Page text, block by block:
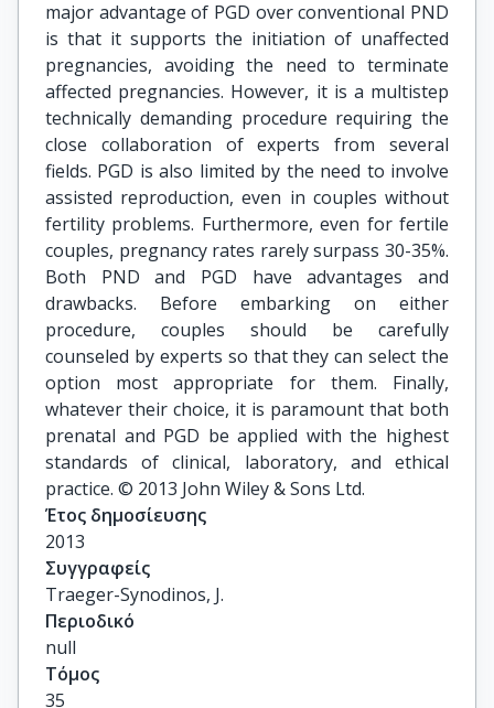
major advantage of PGD over conventional PND
is that it supports the initiation of unaffected
pregnancies, avoiding the need to terminate
affected pregnancies. However, it is a multistep
technically demanding procedure requiring the
close collaboration of experts from several
fields. PGD is also limited by the need to involve
assisted reproduction, even in couples without
fertility problems. Furthermore, even for fertile
couples, pregnancy rates rarely surpass 30-35%.
Both PND and PGD have advantages and
drawbacks. Before embarking on either
procedure, couples should be carefully
counseled by experts so that they can select the
option most appropriate for them. Finally,
whatever their choice, it is paramount that both
prenatal and PGD be applied with the highest
standards of clinical, laboratory, and ethical
practice. © 2013 John Wiley & Sons Ltd.
Έτος δημοσίευσης
2013
Συγγραφείς
Traeger-Synodinos, J.
Περιοδικό
null
Τόμος
35